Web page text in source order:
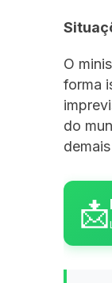
O
forma
do
📩